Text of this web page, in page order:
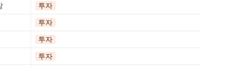
투자
투자
투자
투자